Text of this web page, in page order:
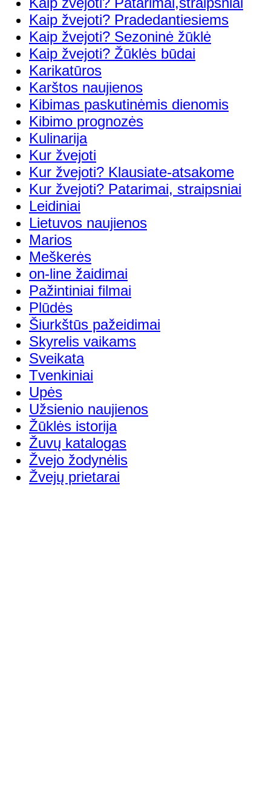
Kaip žvejoti? Pradedantiesiems
Kaip žvejoti? Sezoninė žūklė
Kaip žvejoti? Žūklės būdai
Karikatūros
Karštos naujienos
Kibimas paskutinėmis dienomis
Kibimo prognozės
Kulinarija
Kur žvejoti
Kur žvejoti? Klausiate-atsakome
Kur žvejoti? Patarimai, straipsniai
Leidiniai
Lietuvos naujienos
Marios
Meškerės
on-line žaidimai
Pažintiniai filmai
Plūdės
Šiurkštūs pažeidimai
Skyrelis vaikams
Sveikata
Tvenkiniai
Upės
Užsienio naujienos
Žūklės istorija
Žuvų katalogas
Žvejo žodynėlis
Žvejų prietarai